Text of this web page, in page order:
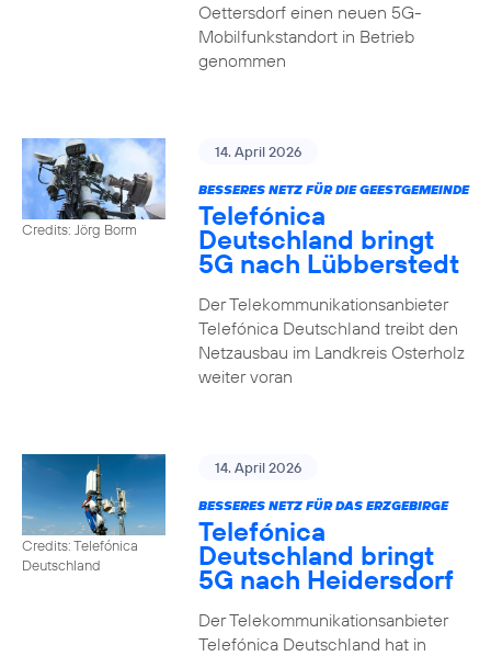
Oettersdorf einen neuen 5G-
Mobilfunkstandort in Betrieb
genommen
Credits: Jörg Borm
14. April 2026
BESSERES NETZ FÜR DIE GEESTGEMEINDE
Telefónica
Deutschland bringt
5G nach Lübberstedt
Der Telekommunikationsanbieter
Telefónica Deutschland treibt den
Netzausbau im Landkreis Osterholz
weiter voran
Credits: Telefónica
Deutschland
14. April 2026
BESSERES NETZ FÜR DAS ERZGEBIRGE
Telefónica
Deutschland bringt
5G nach Heidersdorf
Der Telekommunikationsanbieter
Telefónica Deutschland hat in